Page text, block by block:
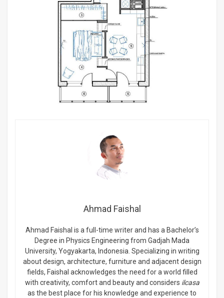
Ahmad Faishal
Ahmad Faishal is a full-time writer and has a Bachelor’s
Degree in Physics Engineering from Gadjah Mada
University, Yogyakarta, Indonesia. Specializing in writing
about design, architecture, furniture and adjacent design
fields, Faishal acknowledges the need for a world filled
with creativity, comfort and beauty and considers ilcasa
as the best place for his knowledge and experience to